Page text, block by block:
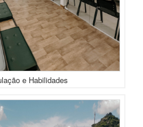
e Habilidades